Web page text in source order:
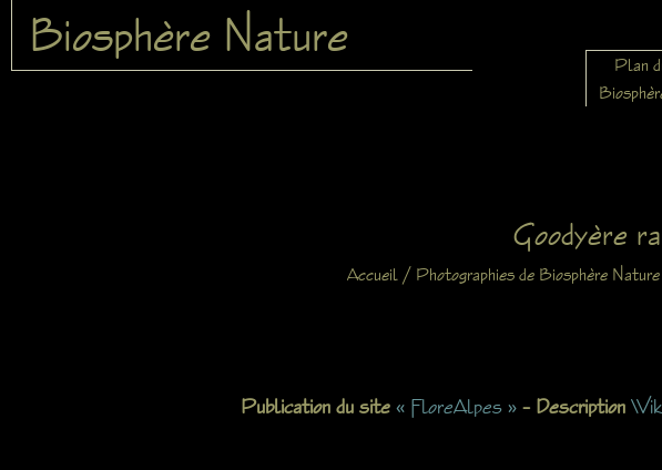
Biosphère Nature
Plan
Goodyère
Accueil / Photographies de Biosphère Nature
Publication du site « FloreAlpes »– Description